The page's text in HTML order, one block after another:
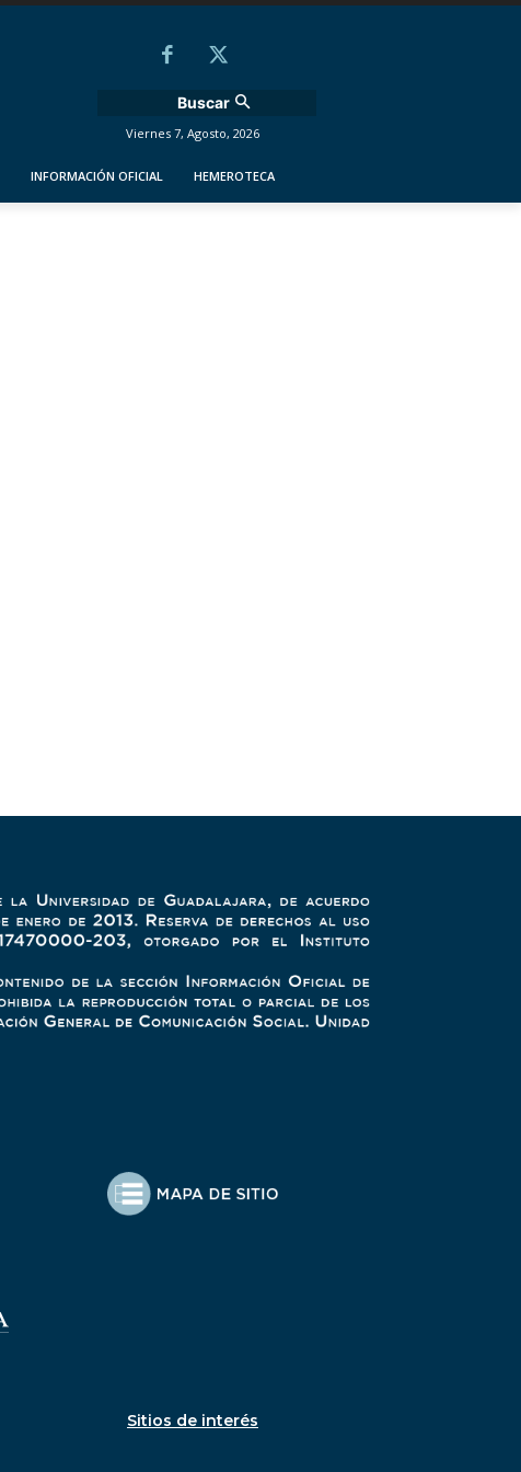
Buscar
Viernes 7, Agosto, 2026
INFORMACIÓN OFICIAL HEMEROTECA
Sitios de interés